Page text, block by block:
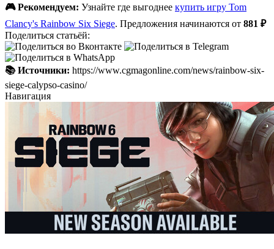
🎮 Рекомендуем: Узнайте где выгоднее купить игру Tom
Clancy's Rainbow Six Siege. Предложения начинаются от 881 ₽
Поделиться статьёй:
📚 Источники: https://www.cgmagonline.com/news/rainbow-six-
siege-calypso-casino/
Навигация